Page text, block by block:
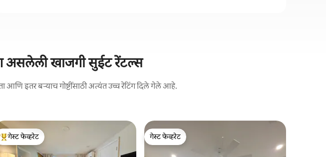
असलेली खाजगी सुईट रेंटल्स
इतर बऱ्याच गोष्टींसाठी अत्यंत उच्च रेटिंग दिले गेले आहे.
टॉप गेस्ट फेव्हरेट
गेस्ट फेव्हरेट
गेस्ट फेव्हरेट
गेस्ट फेव्हरेट